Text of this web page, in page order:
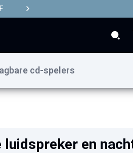
cd-spelers
In
luidspreker en